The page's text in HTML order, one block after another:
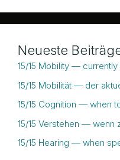
Neueste
15/15 Mobility —
15/15 Mobilität — der
15/15 Cognition — when
15/15 Verstehen — wenn
15/15 Hearing — when